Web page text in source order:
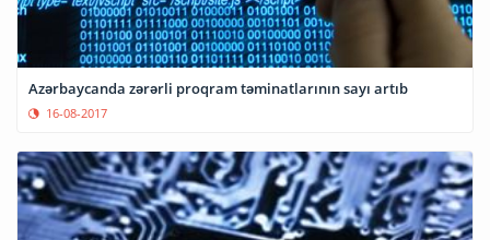
Azərbaycanda zərərli proqram təminatlarının sayı artıb
16-08-2017